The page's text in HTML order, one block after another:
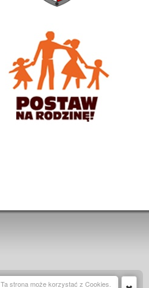
Ta strona może korzystać z Cookies.